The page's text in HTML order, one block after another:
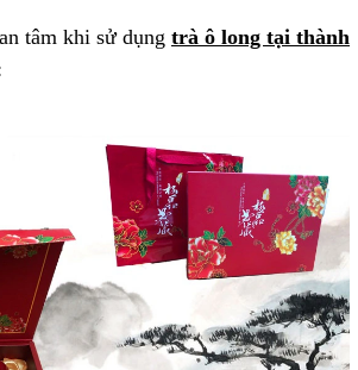
tâm khi sử dụng trà ô long tại thành